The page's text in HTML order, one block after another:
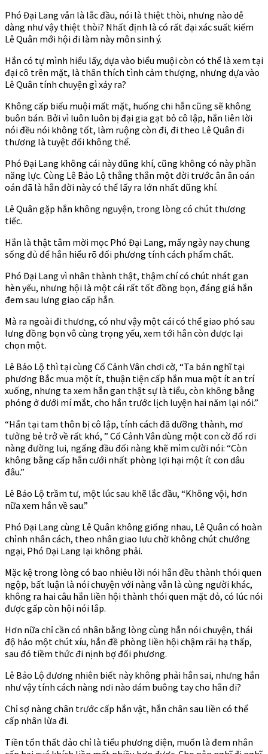
Phó Đại Lang vẫn là lắc đầu, nói là thiệt thòi, nhưng nào dễ
dàng như vậy thiệt thòi? Nhất định là có rất đại xác suất kiếm
Lê Quân mới hội đi làm này môn sinh ý.
Hắn có tự mình hiểu lấy, dựa vào biểu muội còn có thể là xem tại
đại cô trên mặt, là thân thích tình cảm thượng, nhưng dựa vào
Lê Quân tính chuyện gì xảy ra?
Không cấp biểu muội mất mặt, huống chi hắn cũng sẽ không
buôn bán. Bởi vì luôn luôn bị đại gia gạt bỏ cô lập, hắn liên lời
nói đều nói không tốt, làm ruộng còn đi, đi theo Lê Quân đi
thương là tuyệt đối không thể.
Phó Đại Lang không cái này dũng khí, cũng không có này phần
năng lực. Cùng Lê Bảo Lộ thẳng thắn một đời trước ân ân oán
oán đã là hắn đời này có thể lấy ra lớn nhất dũng khí.
Lê Quân gặp hắn không nguyện, trong lòng có chút thương
tiếc.
Hắn là thật tâm mời mọc Phó Đại Lang, mấy ngày nay chung
sống đủ để hắn hiểu rõ đối phương tính cách phẩm chất.
Phó Đại Lang vì nhân thành thật, thậm chí có chút nhát gan
hèn yếu, nhưng hội là một cái rất tốt đồng bọn, đáng giá hắn
đem sau lưng giao cấp hắn.
Mà ra ngoài đi thương, có như vậy một cái có thể giao phó sau
lưng đồng bọn vô cùng trọng yếu, xem tới hắn còn được lại
chọn một.
Lê Bảo Lộ thì tại cùng Cố Cảnh Vân chơi cờ, “Ta bản nghĩ tại
phương Bắc mua một ít, thuận tiện cấp hắn mua một ít an trí
xuống, nhưng ta xem hắn gan thật sự là tiểu, còn không bằng
phóng ở dưới mí mắt, cho hắn trước lịch luyện hai năm lại nói.”
“Hắn tại tam thôn bị cô lập, tính cách đã dưỡng thành, mơ
tưởng bẻ trở về rất khó, ” Cố Cảnh Vân dùng một con cờ đổ rơi
nàng đường lui, ngẩng đầu đối nàng khẽ mỉm cười nói: “Còn
không bằng cấp hắn cưới nhất phòng lợi hại một ít con dâu
đâu.”
Lê Bảo Lộ trầm tư, một lúc sau khẽ lắc đầu, “Không vội, hơn
nữa xem hắn về sau.”
Phó Đại Lang cùng Lê Quân không giống nhau, Lê Quân có hoàn
chỉnh nhân cách, theo nhân giao lưu chờ không chút chướng
ngại, Phó Đại Lang lại không phải.
Mặc kệ trong lòng có bao nhiêu lời nói hắn đều thành thói quen
ngộp, bất luận là nói chuyện với nàng vẫn là cùng người khác,
không ra hai câu hắn liền hội thành thói quen mặt đỏ, có lúc nói
được gấp còn hội nói lắp.
Hơn nữa chỉ cần có nhân bằng lòng cùng hắn nói chuyện, thái
độ hảo một chút xíu, hắn đề phòng liền hội chậm rãi hạ thấp,
sau đó tiềm thức đi nịnh bợ đối phương.
Lê Bảo Lộ đương nhiên biết này không phải hắn sai, nhưng hắn
như vậy tính cách nàng nơi nào dám buông tay cho hắn đi?
Chỉ sợ nàng chân trước cấp hắn vật, hắn chân sau liền có thể
cấp nhân lừa đi.
Tiền tổn thất đảo chỉ là tiểu phương diện, muốn là đem nhân